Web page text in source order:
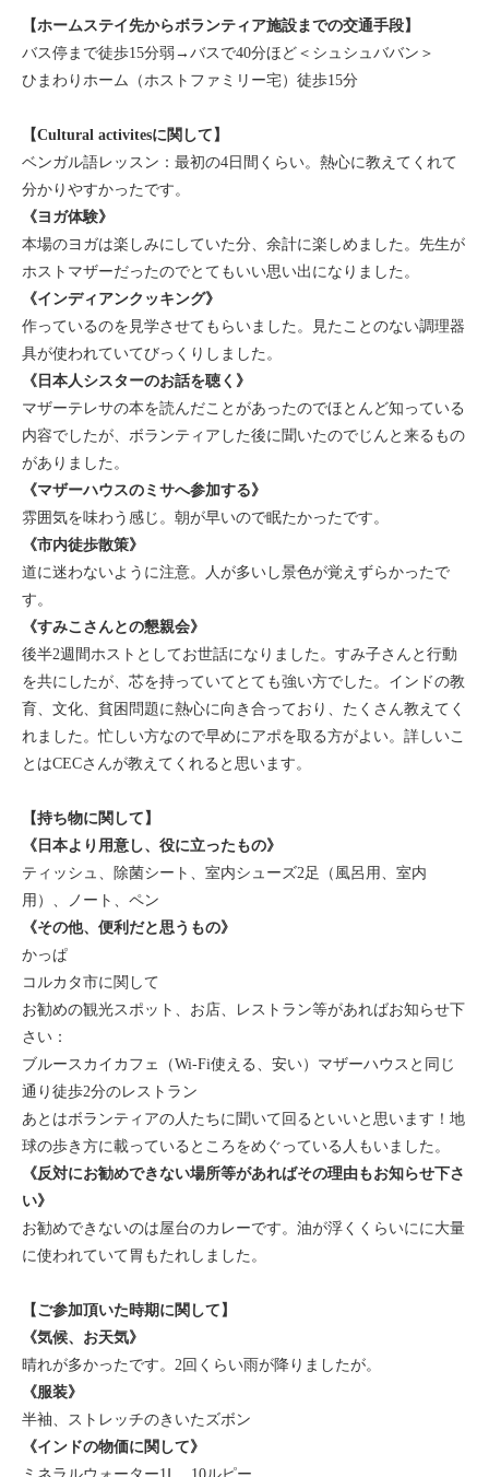
【ホームステイ先からボランティア施設までの交通手段】
バス停まで徒歩15分弱→バスで40分ほど＜シュシュババン＞
ひまわりホーム（ホストファミリー宅）徒歩15分
【Cultural activitesに関して】
ベンガル語レッスン：最初の4日間くらい。熱心に教えてくれて
分かりやすかったです。
《ヨガ体験》
本場のヨガは楽しみにしていた分、余計に楽しめました。先生が
ホストマザーだったのでとてもいい思い出になりました。
《インディアンクッキング》
作っているのを見学させてもらいました。見たことのない調理器
具が使われていてびっくりしました。
《日本人シスターのお話を聴く》
マザーテレサの本を読んだことがあったのでほとんど知っている
内容でしたが、ボランティアした後に聞いたのでじんと来るもの
がありました。
《マザーハウスのミサへ参加する》
雰囲気を味わう感じ。朝が早いので眠たかったです。
《市内徒歩散策》
道に迷わないように注意。人が多いし景色が覚えずらかったで
す。
《すみこさんとの懇親会》
後半2週間ホストとしてお世話になりました。すみ子さんと行動
を共にしたが、芯を持っていてとても強い方でした。インドの教
育、文化、貧困問題に熱心に向き合っており、たくさん教えてく
れました。忙しい方なので早めにアポを取る方がよい。詳しいこ
とはCECさんが教えてくれると思います。
【持ち物に関して】
《日本より用意し、役に立ったもの》
ティッシュ、除菌シート、室内シューズ2足（風呂用、室内
用）、ノート、ペン
《その他、便利だと思うもの》
かっぱ
コルカタ市に関して
お勧めの観光スポット、お店、レストラン等があればお知らせ下
さい：
ブルースカイカフェ（Wi-Fi使える、安い）マザーハウスと同じ
通り徒歩2分のレストラン
あとはボランティアの人たちに聞いて回るといいと思います！地
球の歩き方に載っているところをめぐっている人もいました。
《反対にお勧めできない場所等があればその理由もお知らせ下さ
い》
お勧めできないのは屋台のカレーです。油が浮くくらいにに大量
に使われていて胃もたれしました。
【ご参加頂いた時期に関して】
《気候、お天気》
晴れが多かったです。2回くらい雨が降りましたが。
《服装》
半袖、ストレッチのきいたズボン
《インドの物価に関して》